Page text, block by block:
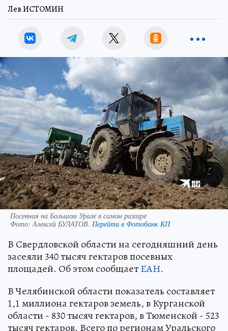
Лев ИСТОМИН
Посевная на Большом Урале в самом разгаре
Фото: Алексей БУЛАТОВ. Перейти в Фотобанк КП
В Свердловской области на сегодняшний день
засеяли 340 тысяч гектаров посевных
площадей. Об этом сообщаетЕАН.
В Челябинской области показатель составляет
1,1 миллиона гектаров земель, в Курганской
области - 830 тысяч гектаров, в Тюменской - 523
тысяч гектаров. Всего по регионам Уральского